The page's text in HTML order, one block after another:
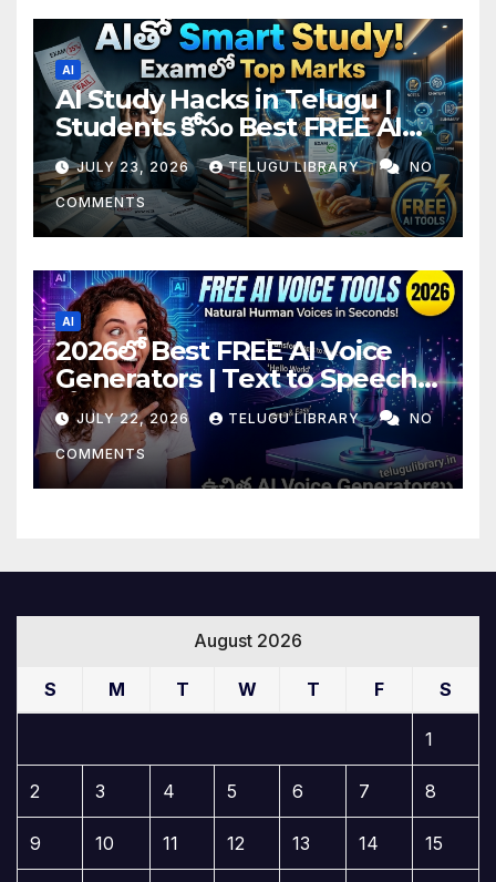
AI
AI Study Hacks in Telugu |
Students కోసం Best FREE AI
Tools & Smart Study Tips
(2026)
JULY 23, 2026 TELUGU LIBRARY NO
COMMENTS
AI
2026లో Best FREE AI Voice
Generators | Text to Speech
కోసం Top 4 AI Tools
JULY 22, 2026 TELUGU LIBRARY NO
COMMENTS
August 2026
S M T W T F S
1
2 3 4 5 6 7 8
9 10 11 12 13 14 15